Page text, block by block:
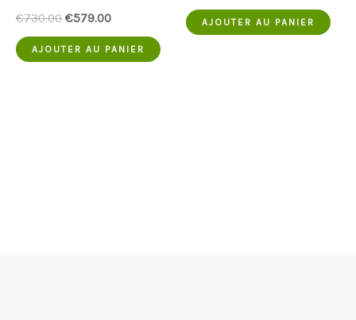
€730.00 Le
d'origine
était
€579.00Le
actuel
est
AJOUTER AU PANIER
d'origine
était
actuel
est
AJOUTER AU PANIER